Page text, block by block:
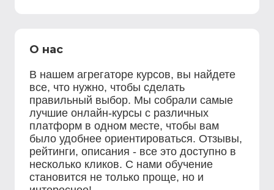
О нас
В нашем агрегаторе курсов, вы найдете
все, что нужно, чтобы сделать
правильный выбор. Мы собрали самые
лучшие онлайн-курсы с различных
платформ в одном месте, чтобы вам
было удобнее ориентироваться. Отзывы,
рейтинги, описания - все это доступно в
несколько кликов. С нами обучение
становится не только проще, но и